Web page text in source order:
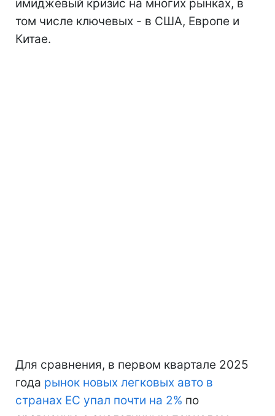
имиджевый кризис на многих рынках, в
том числе ключевых - в США, Европе и
Китае.
Для сравнения, в первом квартале 2025
года рынок новых легковых авто в
странах ЕС упал почти на 2% по